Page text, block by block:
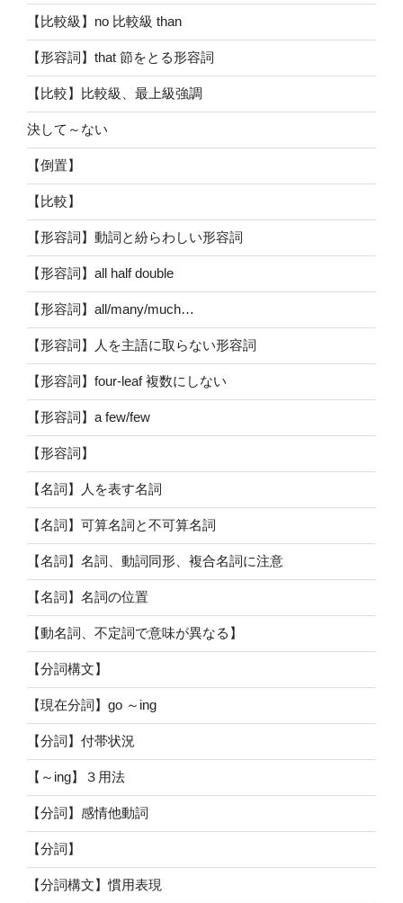
【比較級】no 比較級 than
【形容詞】that 節をとる形容詞
【比較】比較級、最上級強調
決して～ない
【倒置】
【比較】
【形容詞】動詞と紛らわしい形容詞
【形容詞】all half double
【形容詞】all/many/much…
【形容詞】人を主語に取らない形容詞
【形容詞】four-leaf 複数にしない
【形容詞】a few/few
【形容詞】
【名詞】人を表す名詞
【名詞】可算名詞と不可算名詞
【名詞】名詞、動詞同形、複合名詞に注意
【名詞】名詞の位置
【動名詞、不定詞で意味が異なる】
【分詞構文】
【現在分詞】go ～ing
【分詞】付帯状況
【～ing】３用法
【分詞】感情他動詞
【分詞】
【分詞構文】慣用表現